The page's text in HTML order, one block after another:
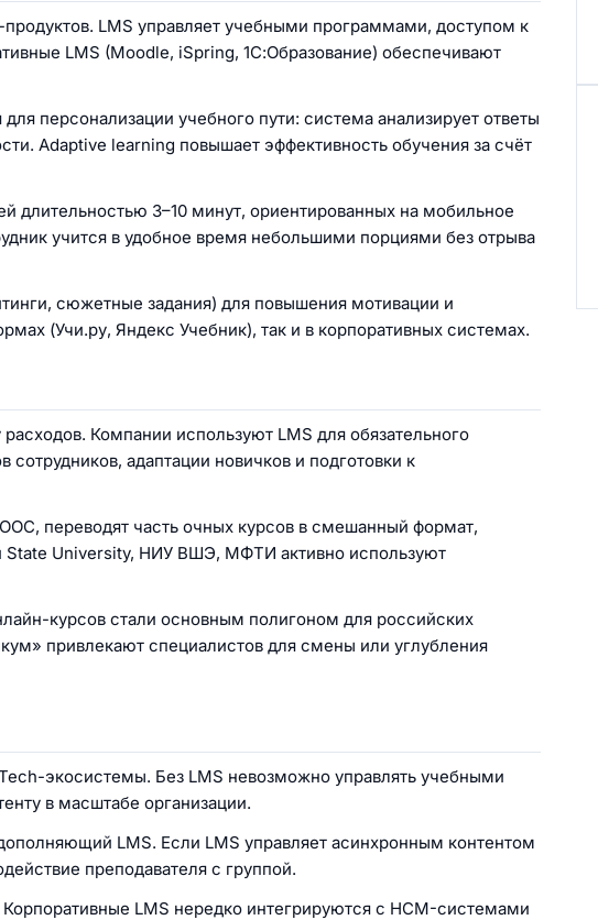
LMS управляет учебными программами, доступом к
LMS (Moodle, iSpring, 1С:Образование) обеспечивают
персонализации учебного пути: система анализирует ответы
Adaptive learning повышает эффективность обучения за счёт
длительностью 3–10 минут, ориентированных на мобильное
учится в удобное время небольшими порциями без отрыва
сюжетные задания) для повышения мотивации и
(Учи.ру, Яндекс Учебник), так и в корпоративных системах.
Компании используют LMS для обязательного
адаптации новичков и подготовки к
переводят часть очных курсов в смешанный формат,
State University, НИУ ВШЭ, МФТИ активно используют
курсов стали основным полигоном для российских
привлекают специалистов для смены или углубления
экосистемы. Без LMS невозможно управлять учебными
в масштабе организации.
LMS. Если LMS управляет асинхронным контентом
преподавателя с группой.
LMS нередко интегрируются с HCM-системами